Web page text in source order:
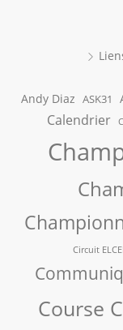
Andy Diaz ASK31
Calendrier
Circuit
Course